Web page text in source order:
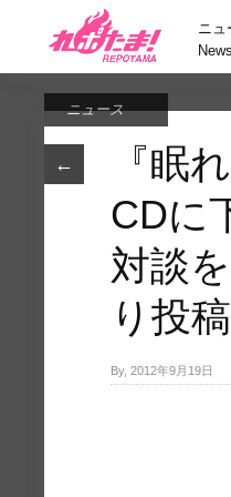
ニュ
News
←
ニュース
『眠
CDに
対談
り投
By, 2012年9月19日